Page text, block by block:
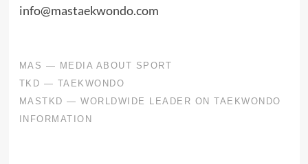
info@mastaekwondo.com